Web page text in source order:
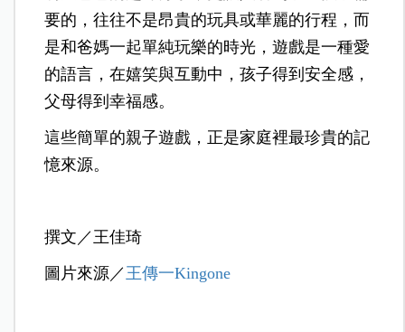
要的，往往不是昂貴的玩具或華麗的行程，而
是和爸媽一起單純玩樂的時光，遊戲是一種愛
的語言，在嬉笑與互動中，孩子得到安全感，
父母得到幸福感。
這些簡單的親子遊戲，正是家庭裡最珍貴的記
憶來源。
撰文／王佳琦
圖片來源／ 王傳一Kingone